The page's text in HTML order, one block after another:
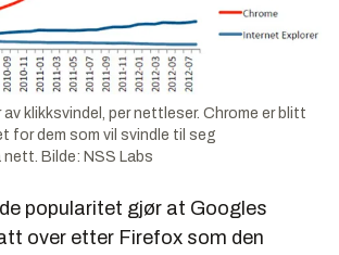
klikksvindel, per nettleser. Chrome er blitt
for dem som vil svindle til seg
Bilde: NSS Labs
popularitet gjør at Googles
over etter Firefox som den